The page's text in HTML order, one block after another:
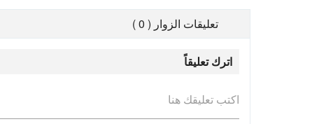
تعليقات الزوار ( 0 )
اترك تعليقاً
اكتب تعليقك هنا